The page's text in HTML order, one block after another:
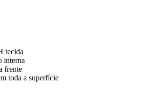
tecida
interna
frente
toda a superfície